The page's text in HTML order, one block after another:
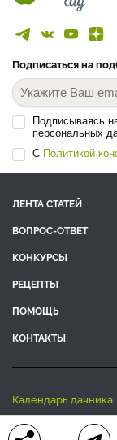
Подписаться на
Подписываясь
персональных
С Политикой
ЛЕНТА СТАТЕЙ
ВОПРОС-ОТВЕТ
КОНКУРСЫ
РЕЦЕПТЫ
ПОМОЩЬ
КОНТАКТЫ
календарь дачника
цветы и растения